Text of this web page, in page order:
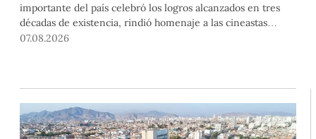
importante del país celebró los logros alcanzados en tres
décadas de existencia, rindió homenaje a las cineastas
Mariana Rondón y Marité Ugás, y planteó un llamado de
07.08.2026